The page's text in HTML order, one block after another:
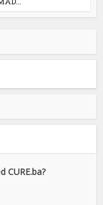
CURE.ba?